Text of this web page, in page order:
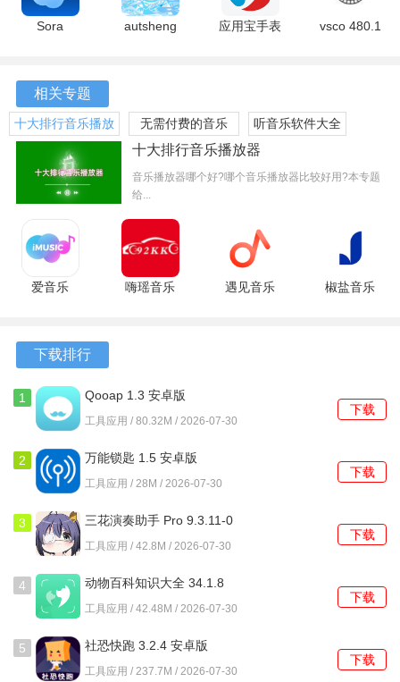
软件特点
戏模式等，能够根据不同的使用场景自动调整音效，确保用
户在各种环境下都能享受到最佳的音频体验。
2、自由调节音效参数，针对个人的听觉需求进行低音增强、
环绕声效果等设置，真正实现个性化的音频享受。
以及杜比Atmos等，确保用户在不同音频内容中都能体验到
丰富的音效效果。
晰度和质量，使得用户在享受音乐和影视作品时，体验到更
高品质的音效。
2、适应性强
杜比音效能够根据不同的场景自动调整音效设置，确保用户
在每个场合都能享受到最佳的音频效果。
3、音效体验真实
通过模拟环绕声场和增强低音效果，杜比音效能够让用户感
受到更为逼真的声音效果，仿佛身临其境，提升了整体的听
觉享受。
Sora
autsheng
​应用宝手表
vsco 480.1
相关专题
十大排行音乐播放
器
无需付费的音乐
app
听音乐软件大全
十大排行音乐播放器
音乐播放器哪个好?哪个音乐播放器比较好用?本专题
给...
爱音乐
嗨瑶音乐
遇见音乐
椒盐音乐
下载排行
1 Qooap 1.3 安卓版
工具应用 / 80.32M / 2026-07-30
下载
2 万能锁匙 1.5 安卓版
工具应用 / 28M / 2026-07-30
下载
3
三花演奏助手 Pro 9.3.11-0
安卓版
工具应用 / 42.8M / 2026-07-30
下载
4
动物百科知识大全 34.1.8
安卓版
工具应用 / 42.48M / 2026-07-30
下载
5 社恐快跑 3.2.4 安卓版
工具应用 / 237.7M / 2026-07-30
下载